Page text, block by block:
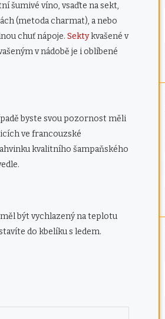
šumivé víno, vsaďte na sekt,
(metoda charmat), a nebo
chuť nápoje. Sektykvašené v
v nádobě je i oblíbené
byste svou pozornost měli
ve francouzské
kvalitního šampaňského
být vychlazený na teplotu
do kbelíku s ledem.